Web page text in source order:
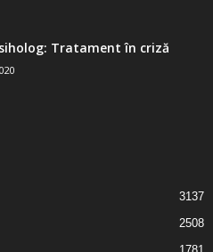
Tratament în criză
3137
2508